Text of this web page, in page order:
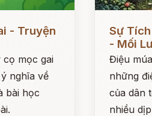
- Truyện
cọ mọc gai
nghĩa về
bài học
Sự
- Mối
Điệu
những
của dân
nhiều